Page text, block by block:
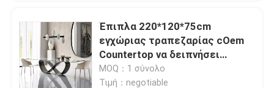
Έπιπλα 220*120*75cm
εγχώριας τραπεζαρίας cOem
Countertop να δειπνήσει
πίνακας
MOQ：1 σύνολο
Τιμή：negotiable